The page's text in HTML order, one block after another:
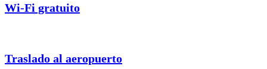
Wi-Fi gratuito
Traslado al aeropuerto